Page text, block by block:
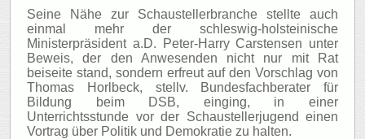
Seine Nähe zur Schaustellerbranche stellte auch
einmal mehr der schleswig-holsteinische
Ministerpräsident a.D. Peter-Harry Carstensen unter
Beweis, der den Anwesenden nicht nur mit Rat
beiseite stand, sondern erfreut auf den Vorschlag von
Thomas Horlbeck, stellv. Bundesfachberater für
Bildung beim DSB, einging, in einer
Unterrichtsstunde vor der Schaustellerjugend einen
Vortrag über Politik und Demokratie zu halten.